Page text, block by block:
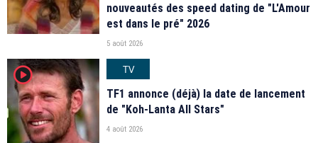
nouveautés des speed dating de "L'Amour
est dans le pré" 2026
5 août 2026
player2
TV
TF1 annonce (déjà) la date de lancement
de "Koh-Lanta All Stars"
4 août 2026